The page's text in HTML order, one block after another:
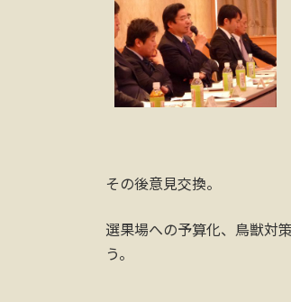
その後意見交換。
選果場への予算化、鳥獣対
う。